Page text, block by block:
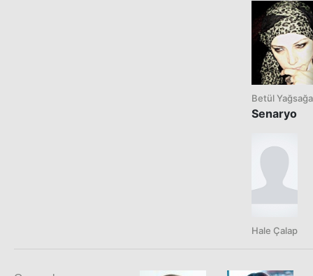
Betül
Senaryo
Hale Çalap